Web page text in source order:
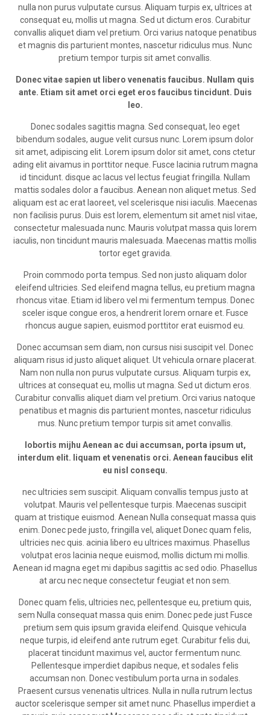
nulla non purus vulputate cursus. Aliquam turpis ex, ultrices at
consequat eu, mollis ut magna. Sed ut dictum eros. Curabitur
convallis aliquet diam vel pretium. Orci varius natoque penatibus
et magnis dis parturient montes, nascetur ridiculus mus. Nunc
pretium tempor turpis sit amet convallis.
Donec vitae sapien ut libero venenatis faucibus. Nullam quis
ante. Etiam sit amet orci eget eros faucibus tincidunt. Duis
leo.
Donec sodales sagittis magna. Sed consequat, leo eget
bibendum sodales, augue velit cursus nunc. Lorem ipsum dolor
sit amet, adipiscing elit. Lorem ipsum dolor sit amet, cons ctetur
ading elit aivamus in porttitor neque. Fusce lacinia rutrum magna
id tincidunt. disque ac lacus vel lectus feugiat fringilla. Nullam
mattis sodales dolor a faucibus. Aenean non aliquet metus. Sed
aliquam est ac erat laoreet, vel scelerisque nisi iaculis. Maecenas
non facilisis purus. Duis est lorem, elementum sit amet nisl vitae,
consectetur malesuada nunc. Mauris volutpat massa quis lorem
iaculis, non tincidunt mauris malesuada. Maecenas mattis mollis
tortor eget gravida.
Proin commodo porta tempus. Sed non justo aliquam dolor
eleifend ultricies. Sed eleifend magna tellus, eu pretium magna
rhoncus vitae. Etiam id libero vel mi fermentum tempus. Donec
sceler isque congue eros, a hendrerit lorem ornare et. Fusce
rhoncus augue sapien, euismod porttitor erat euismod eu.
Donec accumsan sem diam, non cursus nisi suscipit vel. Donec
aliquam risus id justo aliquet aliquet. Ut vehicula ornare placerat.
Nam non nulla non purus vulputate cursus. Aliquam turpis ex,
ultrices at consequat eu, mollis ut magna. Sed ut dictum eros.
Curabitur convallis aliquet diam vel pretium. Orci varius natoque
penatibus et magnis dis parturient montes, nascetur ridiculus
mus. Nunc pretium tempor turpis sit amet convallis.
lobortis mijhu Aenean ac dui accumsan, porta ipsum ut,
interdum elit. liquam et venenatis orci. Aenean faucibus elit
eu nisl consequ.
nec ultricies sem suscipit. Aliquam convallis tempus justo at
volutpat. Mauris vel pellentesque turpis. Maecenas suscipit
quam at tristique euismod. Aenean Nulla consequat massa quis
enim. Donec pede justo, fringilla vel, aliquet Donec quam felis,
ultricies nec quis. acinia libero eu ultrices maximus. Phasellus
volutpat eros lacinia neque euismod, mollis dictum mi mollis.
Aenean id magna eget mi dapibus sagittis ac sed odio. Phasellus
at arcu nec neque consectetur feugiat et non sem.
Donec quam felis, ultricies nec, pellentesque eu, pretium quis,
sem Nulla consequat massa quis enim. Donec pede just Fusce
pretium sem quis ipsum gravida eleifend. Quisque vehicula
neque turpis, id eleifend ante rutrum eget. Curabitur felis dui,
placerat tincidunt maximus vel, auctor fermentum nunc.
Pellentesque imperdiet dapibus neque, et sodales felis
accumsan non. Donec vestibulum porta urna in sodales.
Praesent cursus venenatis ultrices. Nulla in nulla rutrum lectus
auctor scelerisque semper sit amet nunc. Phasellus imperdiet a